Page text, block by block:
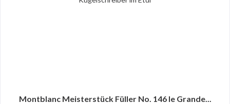
Montblanc Meisterstück Füller No. 146 le Grande...